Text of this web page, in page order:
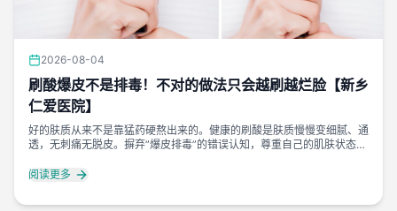
2026-08-04
刷酸爆皮不是排毒！不对的做法只会越刷越烂脸【新乡
仁爱医院】
好的肤质从来不是靠猛药硬熬出来的。健康的刷酸是肤质慢慢变细腻、通
透，无刺痛无脱皮。摒弃”爆皮排毒”的错误认知，尊重自己的肌肤状态，
阅读更多